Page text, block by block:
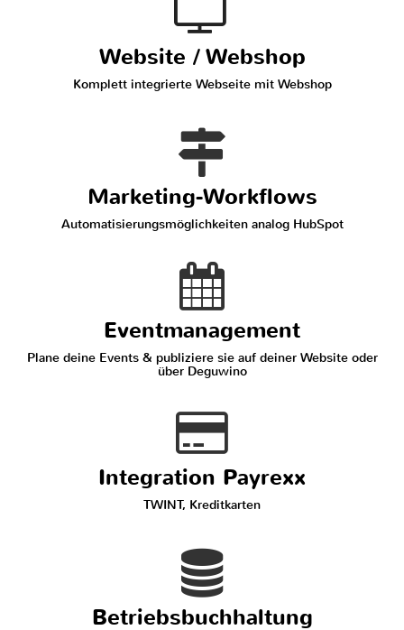
Website / Webshop
Komplett integrierte Webseite mit Webshop
Marketing-Workflows
Automatisierungsmöglichkeiten analog HubSpot
Eventmanagement
Plane deine Events & publiziere sie auf deiner Website oder
über Deguwino
Integration Payrexx
TWINT, Kreditkarten
Betriebsbuchhaltung